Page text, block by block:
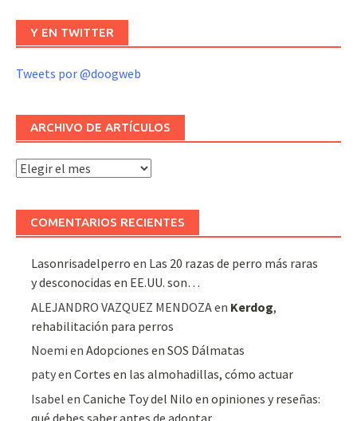
Y EN TWITTER
Tweets por @doogweb
ARCHIVO DE ARTÍCULOS
Archivo
artículos
COMENTARIOS RECIENTES
Lasonrisadelperro en Las 20 razas de perro más raras
y desconocidas en EE.UU. son…
ALEJANDRO VAZQUEZ MENDOZAen Kerdog,
rehabilitación para perros
Noemi enAdopciones en SOS Dálmatas
patyenCortes en las almohadillas, cómo actuar
Isabel enCaniche Toy del Nilo en opiniones y reseñas:
qué debes saber antes de adoptar